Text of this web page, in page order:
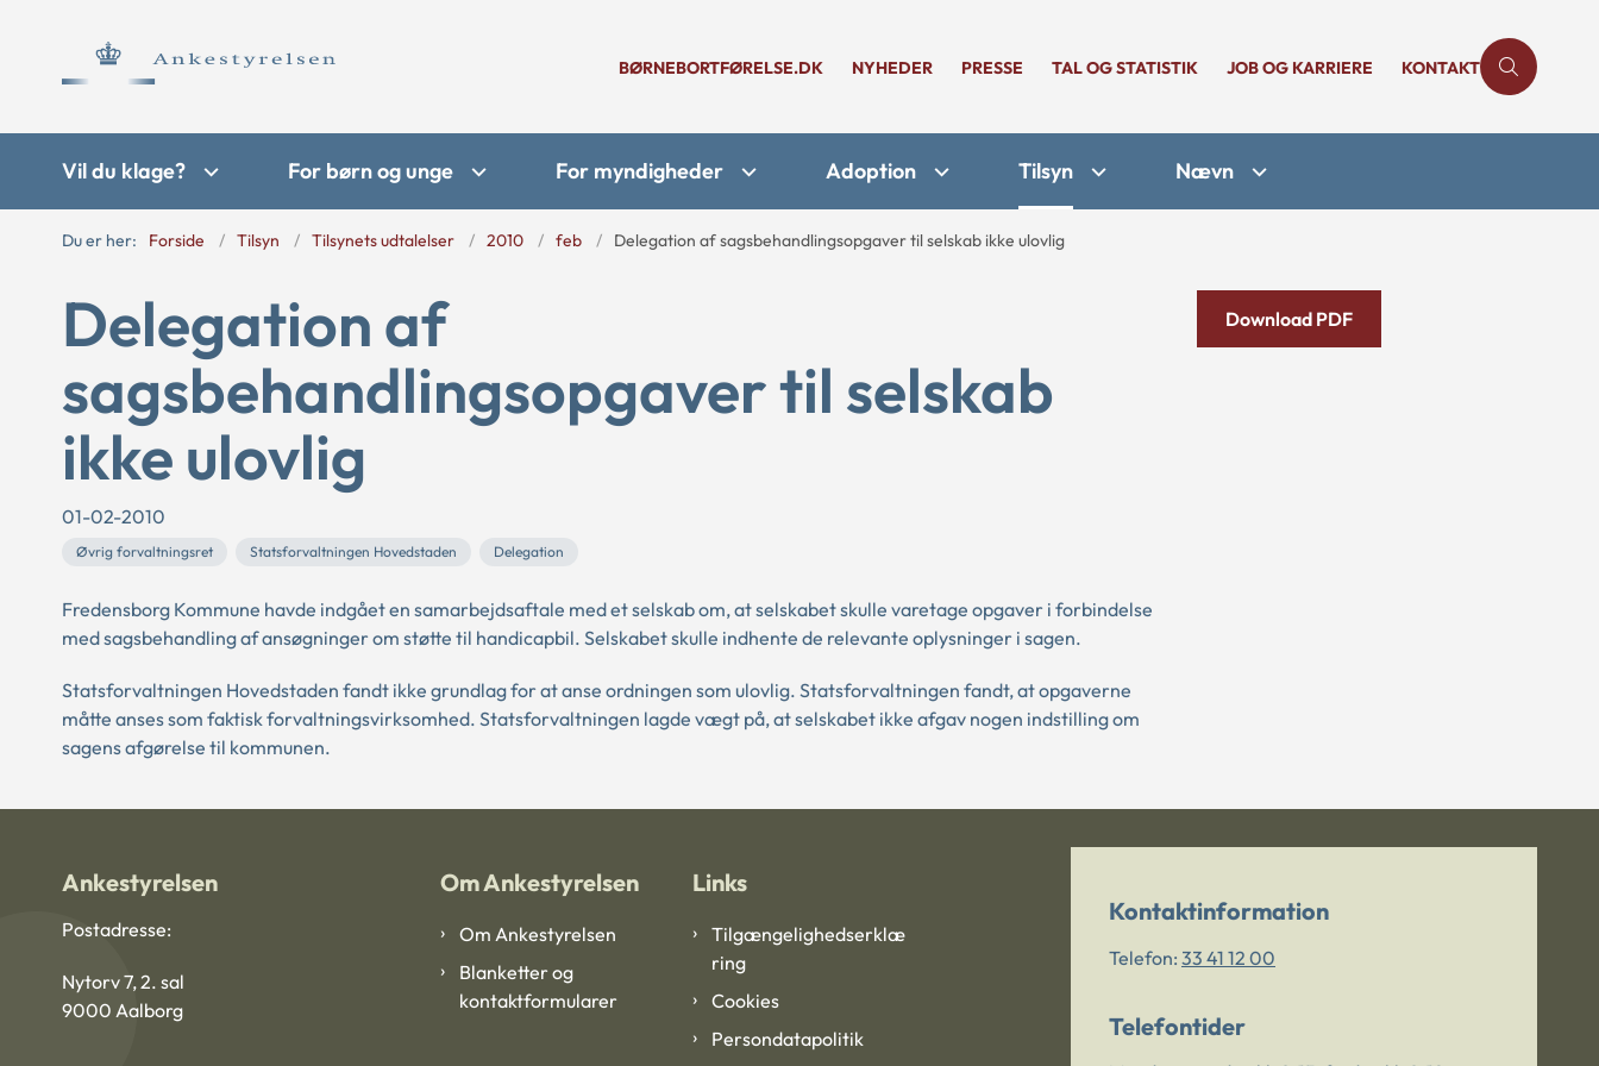
BØRNEBORTFØRELSE.DK NYHEDER PRESSE TAL OG STATISTIK JOB OG KARRIERE KONTAKT
Vil du klage? For børn og unge For myndigheder Adoption Tilsyn Nævn
Du er her: Forside Tilsyn Tilsynets udtalelser 2010 feb Delegation af sagsbehandlingsopgaver til selskab ikke ulovlig
Delegation af
sagsbehandlingsopgaver til selskab
ikke ulovlig
01-02-2010
Øvrig forvaltningsret Statsforvaltningen Hovedstaden Delegation
Fredensborg Kommune havde indgået en samarbejdsaftale med et selskab om, at selskabet skulle varetage opgaver i forbindelse
med sagsbehandling af ansøgninger om støtte til handicapbil. Selskabet skulle indhente de relevante oplysninger i sagen.
Statsforvaltningen Hovedstaden fandt ikke grundlag for at anse ordningen som ulovlig. Statsforvaltningen fandt, at opgaverne
måtte anses som faktisk forvaltningsvirksomhed. Statsforvaltningen lagde vægt på, at selskabet ikke afgav nogen indstilling om
sagens afgørelse til kommunen.
Download PDF
Ankestyrelsen
Postadresse:
Nytorv 7, 2. sal
9000 Aalborg
Om Ankestyrelsen
Om Ankestyrelsen
Blanketter og
kontaktformularer
Links
Tilgængelighedserklæ
ring
Cookies
Persondatapolitik
Kontaktinformation
Telefon: 33 41 12 00
Telefontider